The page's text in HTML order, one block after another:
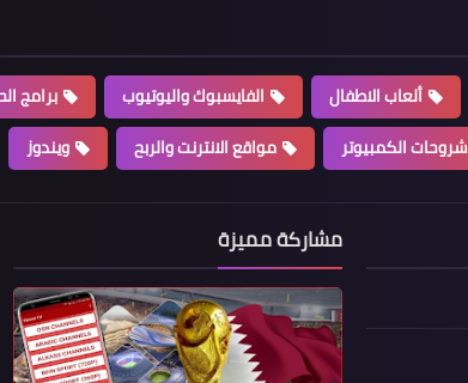
ألعاب الاطفال الفايسبوك واليوتيوب برامج
شروحات الكمبيوتر مواقع الانترنت والربح ويندوز
مشاركة مميزة